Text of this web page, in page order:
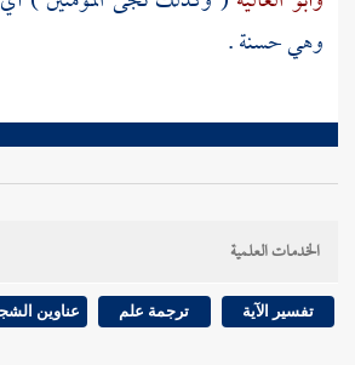
وهي حسنة .
الخدمات العلمية
تفسير الآية ترجمة علم عناوين